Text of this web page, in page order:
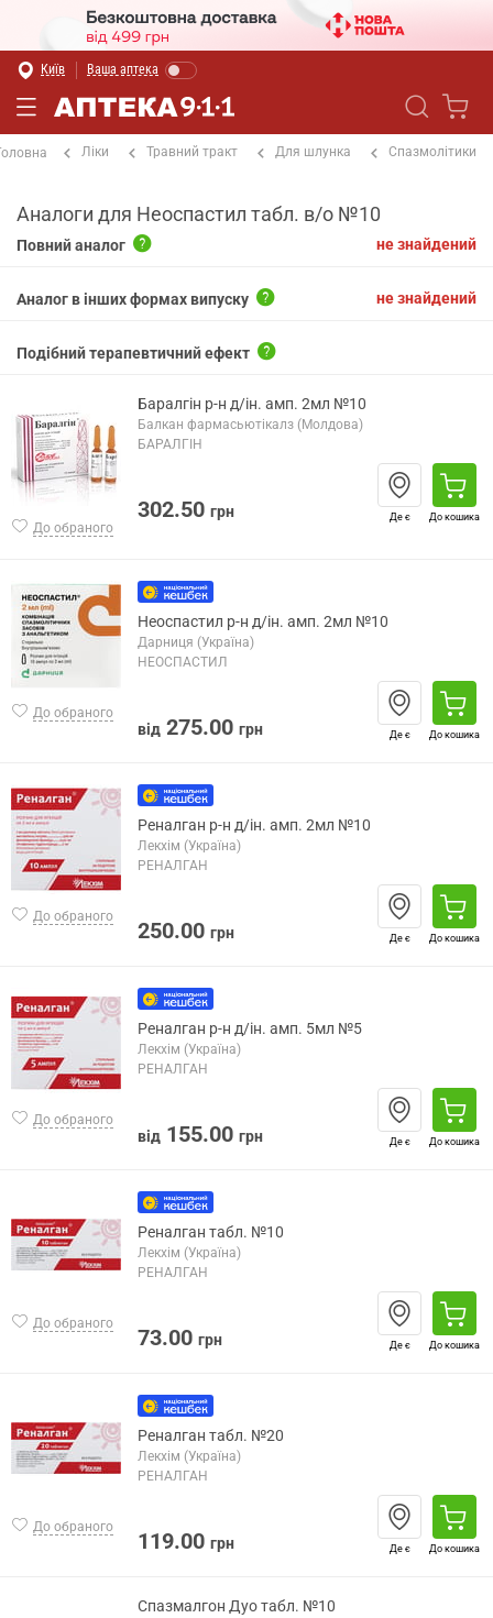
Київ Ваша аптека
Ліки Травний тракт Для шлунка Спазмолітики
Аналоги для Неоспастил табл. в/о №10
не знайдений
Повний аналог
не знайдений
Аналог в інших формах випуску
Подібний терапевтичний ефект
До обраного
Баралгін р-н д/ін. амп. 2мл №10
Балкан фармасьютікалз (Молдова)
БАРАЛГІН
302.50 грн Де є До кошика
До обраного
Неоспастил р-н д/ін. амп. 2мл №10
Дарниця (Україна)
НЕОСПАСТИЛ
від 275.00 грн Де є До кошика
До обраного
Реналган р-н д/ін. амп. 2мл №10
Лекхім (Україна)
РЕНАЛГАН
250.00 грн Де є До кошика
До обраного
Реналган р-н д/ін. амп. 5мл №5
Лекхім (Україна)
РЕНАЛГАН
від 155.00 грн Де є До кошика
До обраного
Реналган табл. №10
Лекхім (Україна)
РЕНАЛГАН
73.00 грн Де є До кошика
До обраного
Реналган табл. №20
Лекхім (Україна)
РЕНАЛГАН
119.00 грн Де є До кошика
Спазмалгон Дуо табл. №10